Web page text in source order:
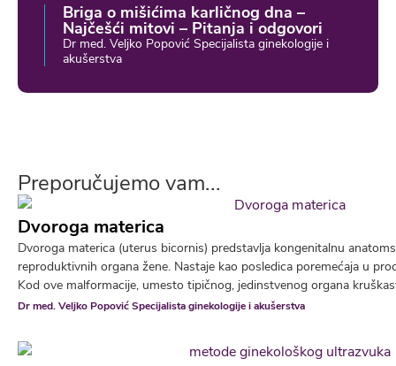
Briga o mišićima karličnog dna –
Najčešći mitovi – Pitanja i odgovori
Dr med. Veljko Popović Specijalista ginekologije i
akušerstva
Preporučujemo vam...
Dvoroga materica
Dvoroga materica (uterus bicornis) predstavlja kongenitalnu
reproduktivnih organa žene. Nastaje kao posledica poremećaja u
Kod ove malformacije, umesto tipičnog, jedinstvenog organa
Dr med. Veljko Popović Specijalista ginekologije i akušerstva